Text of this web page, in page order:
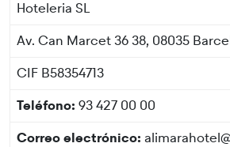
Hoteleria SL
Av. Can Marcet 36 38, 08035
CIF B58354713
Teléfono: 93 427 00 00
Correo electrónico: